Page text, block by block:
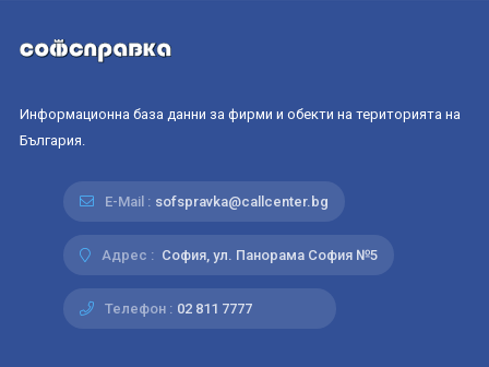
Информационна база данни за фирми и обекти на територията на
България.
E-Mail : sofspravka@callcenter.bg
Адрес : София, ул. Панорама София №5
Телефон : 02 811 7777